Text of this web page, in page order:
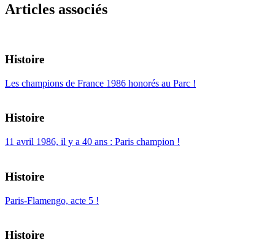
Articles associés
Histoire
Les champions de France 1986 honorés au Parc !
Histoire
11 avril 1986, il y a 40 ans : Paris champion !
Histoire
Paris-Flamengo, acte 5 !
Histoire